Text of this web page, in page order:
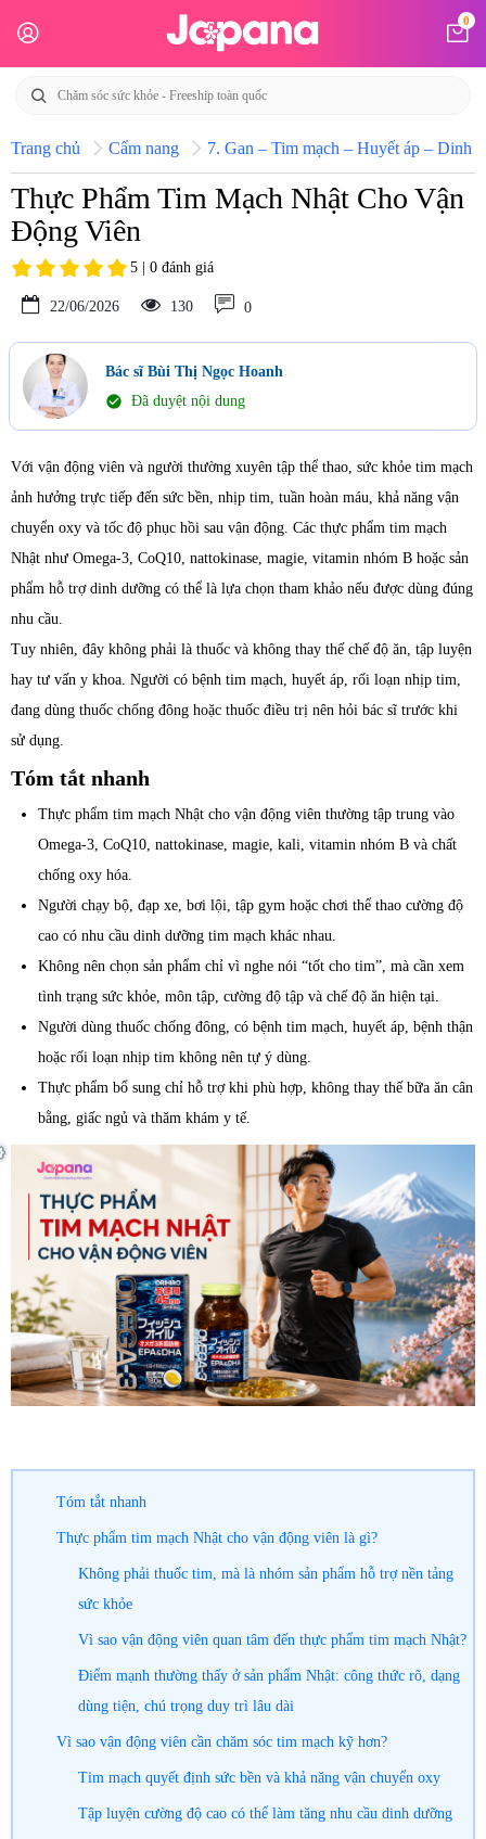
0
Trang chủ Cẩm nang 7. Gan – Tim mạch – Huyết áp – Dinh
Thực Phẩm Tim Mạch Nhật Cho Vận
Động Viên
5 | 0 đánh giá
22/06/2026 130 0
Bác sĩ Bùi Thị Ngọc Hoanh
check_circle Đã duyệt nội dung
Với vận động viên và người thường xuyên tập thể thao, sức khỏe tim mạch
ảnh hưởng trực tiếp đến sức bền, nhịp tim, tuần hoàn máu, khả năng vận
chuyển oxy và tốc độ phục hồi sau vận động. Các thực phẩm tim mạch
Nhật như Omega-3, CoQ10, nattokinase, magie, vitamin nhóm B hoặc sản
phẩm hỗ trợ dinh dưỡng có thể là lựa chọn tham khảo nếu được dùng đúng
nhu cầu.
Tuy nhiên, đây không phải là thuốc và không thay thế chế độ ăn, tập luyện
hay tư vấn y khoa. Người có bệnh tim mạch, huyết áp, rối loạn nhịp tim,
đang dùng thuốc chống đông hoặc thuốc điều trị nên hỏi bác sĩ trước khi
sử dụng.
Tóm tắt nhanh
Thực phẩm tim mạch Nhật cho vận động viên thường tập trung vào
Omega-3, CoQ10, nattokinase, magie, kali, vitamin nhóm B và chất
chống oxy hóa.
Người chạy bộ, đạp xe, bơi lội, tập gym hoặc chơi thể thao cường độ
cao có nhu cầu dinh dưỡng tim mạch khác nhau.
Không nên chọn sản phẩm chỉ vì nghe nói “tốt cho tim”, mà cần xem
tình trạng sức khỏe, môn tập, cường độ tập và chế độ ăn hiện tại.
Người dùng thuốc chống đông, có bệnh tim mạch, huyết áp, bệnh thận
hoặc rối loạn nhịp tim không nên tự ý dùng.
Thực phẩm bổ sung chỉ hỗ trợ khi phù hợp, không thay thế bữa ăn cân
bằng, giấc ngủ và thăm khám y tế.
Tóm tắt nhanh
Thực phẩm tim mạch Nhật cho vận động viên là gì?
Không phải thuốc tim, mà là nhóm sản phẩm hỗ trợ nền tảng
sức khỏe
Vì sao vận động viên quan tâm đến thực phẩm tim mạch Nhật?
Điểm mạnh thường thấy ở sản phẩm Nhật: công thức rõ, dạng
dùng tiện, chú trọng duy trì lâu dài
Vì sao vận động viên cần chăm sóc tim mạch kỹ hơn?
Tim mạch quyết định sức bền và khả năng vận chuyển oxy
Tập luyện cường độ cao có thể làm tăng nhu cầu dinh dưỡng